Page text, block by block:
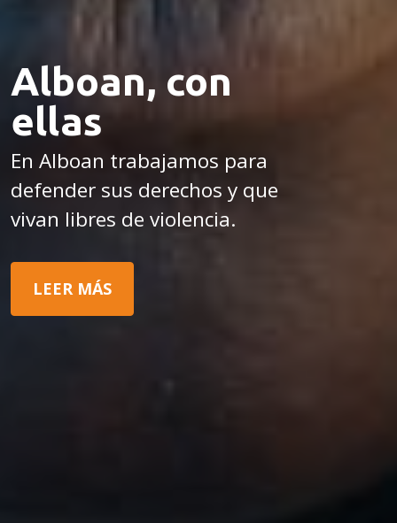
Alboan, con
ellas
En Alboan trabajamos para
defender sus derechos y que
vivan libres de violencia.
LEER MÁS